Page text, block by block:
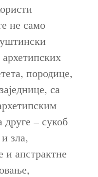
не само
породице,
са
друге – сукоб
зла,
и апстрактне